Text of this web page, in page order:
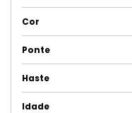
Cor
Ponte
Haste
Idade